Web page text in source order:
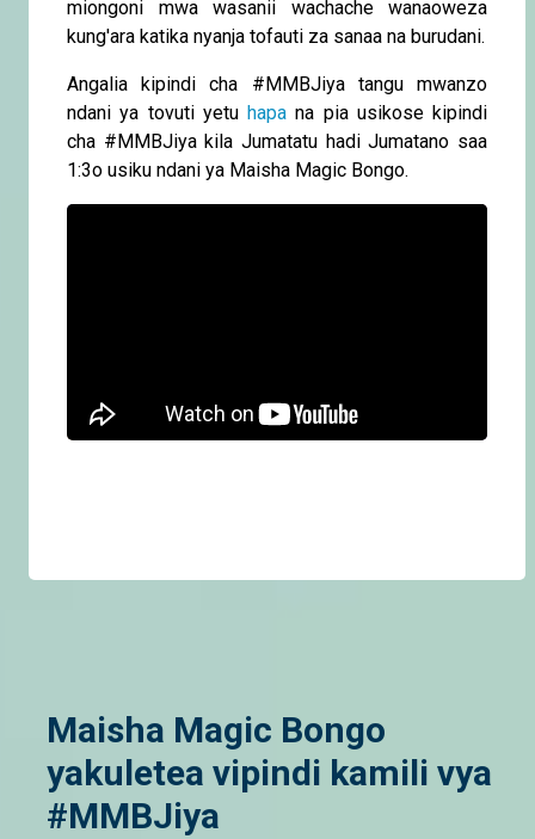
miongoni mwa wasanii wachache wanaoweza
kung'ara katika nyanja tofauti za sanaa na burudani.
Angalia kipindi cha #MMBJiya tangu mwanzo
ndani ya tovuti yetu hapa na pia usikose kipindi
cha #MMBJiya kila Jumatatu hadi Jumatano saa
1:3o usiku ndani ya Maisha Magic Bongo.
Maisha Magic Bongo
yakuletea vipindi kamili vya
#MMBJiya